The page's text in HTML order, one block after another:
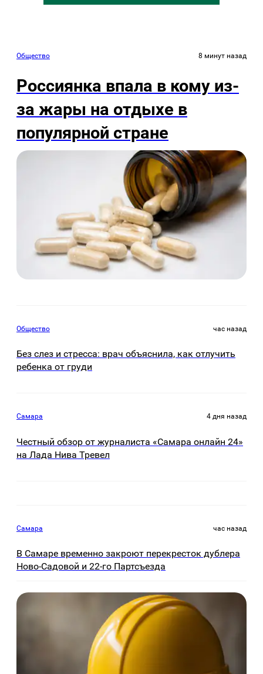
Общество 8 минут назад
Россиянка впала в кому из-
за жары на отдыхе в
популярной стране
Общество час назад
Без слез и стресса: врач объяснила, как отлучить
ребенка от груди
Самара 4 дня назад
Честный обзор от журналиста «Самара онлайн 24»
на Лада Нива Тревел
Самара час назад
В Самаре временно закроют перекресток дублера
Ново-Садовой и 22-го Партсъезда